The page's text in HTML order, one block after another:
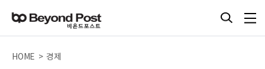
HOME > 경제